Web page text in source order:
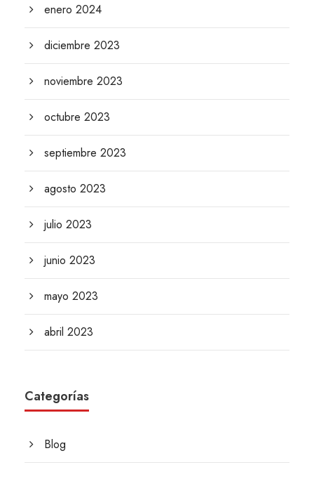
enero 2024
diciembre 2023
noviembre 2023
octubre 2023
septiembre 2023
agosto 2023
julio 2023
junio 2023
mayo 2023
abril 2023
Categorías
Blog